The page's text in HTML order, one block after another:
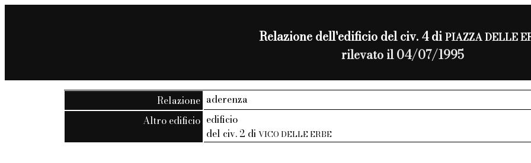
Relazione dell'edificio del civ. 4 diPIAZZA DELLE
rilevato il 04/07/1995
Relazione aderenza
Altro edificio edificio
del civ. 2 diVICO DELLE ERBE